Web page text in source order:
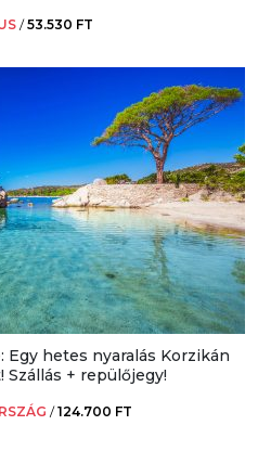
/53.530 FT
Egy hetes nyaralás Korzikán
Szállás + repülőjegy!
/124.700 FT